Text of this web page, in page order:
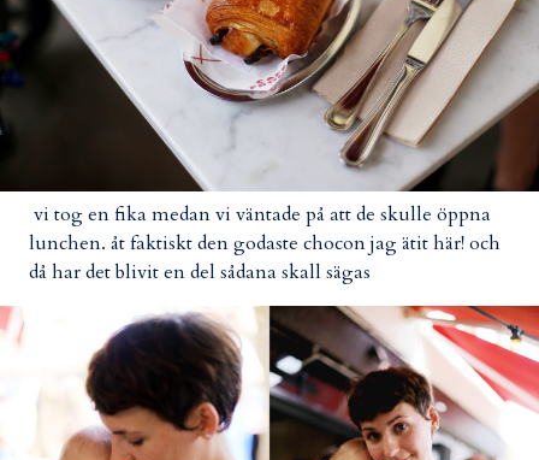
vi tog en fika medan vi väntade på att de skulle öppna
lunchen. åt faktiskt den godaste chocon jag ätit här! och
då har det blivit en del sådana skall sägas